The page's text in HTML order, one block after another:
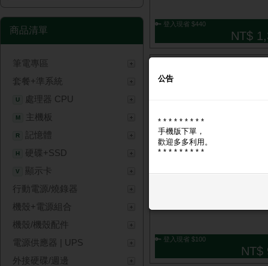
商品清單
筆電專區
套餐+準系統
U 處理器 CPU
M 主機板
R 記憶體
H 硬碟+SSD
V
顯示卡
行動電源/燒錄器
機殼+電源組合
機殼/機殼配件
電源供應器 | UPS
外接硬碟/週邊
🔑 登入現省 $440
NT$
🔑 登入現省 $100
NT$
公告
* * * * * * * * *
手機版下單，
歡迎多多利用。
* * * * * * * * *